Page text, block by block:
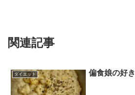
関連記事
ダイエット 偏食娘の好